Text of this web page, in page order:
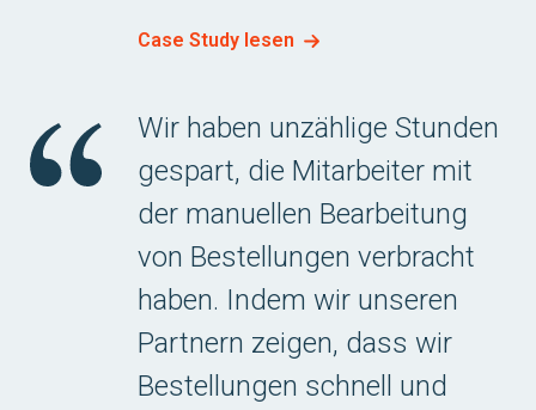
Case Study lesen
Wir haben unzählige Stunden
gespart, die Mitarbeiter mit
der manuellen Bearbeitung
von Bestellungen verbracht
haben. Indem wir unseren
Partnern zeigen, dass wir
Bestellungen schnell und